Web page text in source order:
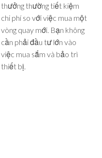
thưởng thường tiết kiệm
chi phí so với việc mua một
vòng quay mới. Bạn không
cần phải đầu tư lớn vào
việc mua sắm và bảo trì
thiết bị.